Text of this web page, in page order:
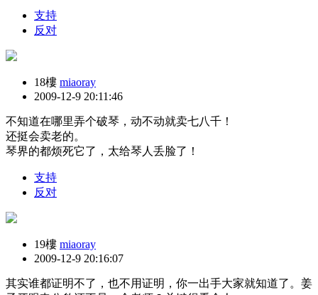
支持
反对
18樓 miaoray
2009-12-9 20:11:46
不知道在哪里弄个破琴，动不动就卖七八千！
还挺会卖老的。
琴界的都烦死它了，太给琴人丢脸了！
支持
反对
19樓 miaoray
2009-12-9 20:16:07
其实谁都证明不了，也不用证明，你一出手大家就知道了。姜